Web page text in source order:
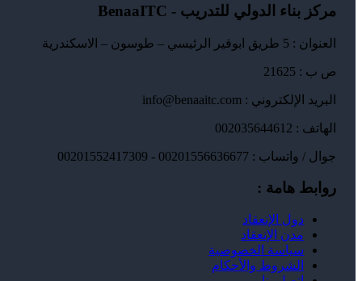
مركز بناء الدولي للتدريب - BenaaITC
العنوان : 5 طريق ابوقير الرئيسي – طوسون – الاسكندرية
ص ب : 21625
البريد الإلكتروني : info@benaaitc.com
الهاتف : 002035644612
جوال / واتساب : 00201556636677 - 00201552417309
روابط هامة :
دول الإنعقاد
مدن الإنعقاد
سياسة الخصوصية
الشروط والأحكام